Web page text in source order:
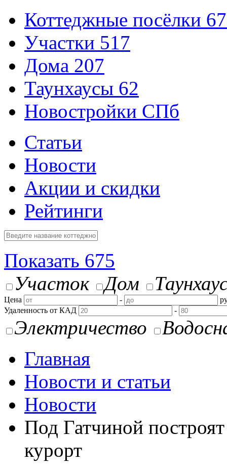
Коттеджные посёлки
Участки 517
Дома 207
Таунхаусы 62
Новостройки СПб
Статьи
Новости
Акции и скидки
Рейтинги
Показать 675
Участок
Дом
Цена -
Удаленность от КАД
-
Электричество
Главная
Новости и статьи
Новости
Под Гатчиной
курорт